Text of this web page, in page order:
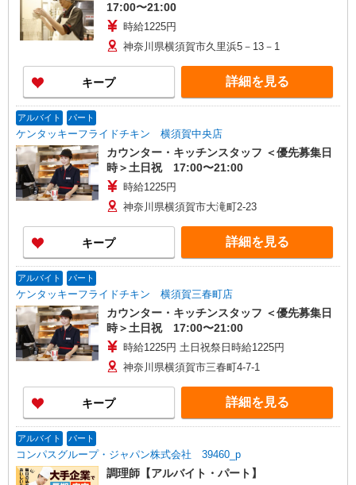
17:00〜21:00
時給1225円
神奈川県横須賀市久里浜5－13－1
キープ 詳細を見る
アルバイト パート
ケンタッキーフライドチキン 横須賀中央店
カウンター・キッチンスタッフ ＜優先募集日
時＞土日祝 17:00〜21:00
時給1225円
神奈川県横須賀市大滝町2-23
キープ 詳細を見る
アルバイト パート
ケンタッキーフライドチキン 横須賀三春町店
カウンター・キッチンスタッフ ＜優先募集日
時＞土日祝 17:00〜21:00
時給1225円 土日祝祭日時給1225円
神奈川県横須賀市三春町4-7-1
キープ 詳細を見る
アルバイト パート
コンパスグループ・ジャパン株式会社 39460_p
調理師【アルバイト・パート】